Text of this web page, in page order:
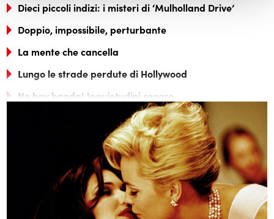
Dieci piccoli indizi: i misteri di ‘Mulholland Drive’
Doppio, impossibile, perturbante
La mente che cancella
Lungo le strade perdute di Hollywood
No hay banda! Inquietudini sonore